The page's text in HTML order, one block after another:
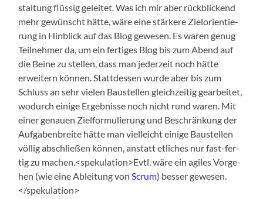
stal­tung flüs­sig gelei­tet. Was ich mir aber rück­bli­ckend
mehr gewünscht hät­te, wäre eine stär­ke­re Ziel­ori­en­tie­
rung in Hin­blick auf das Blog gewe­sen. Es waren genug
Teil­neh­mer da, um ein fer­ti­ges Blog bis zum Abend auf
die Bei­ne zu stel­len, dass man jeder­zeit noch hät­te
erwei­tern kön­nen. Statt­des­sen wur­de aber bis zum
Schluss an sehr vie­len Bau­stel­len gleich­zei­tig gear­bei­tet,
wodurch eini­ge Ergeb­nis­se noch nicht rund waren. Mit
einer genau­en Ziel­for­mu­lie­rung und Beschrän­kung der
Auf­ga­ben­brei­te hät­te man viel­leicht eini­ge Bau­stel­len
völ­lig abschlie­ßen kön­nen, anstatt etli­ches nur fast-fer­
tig zu machen.<spekulation>Evtl. wäre ein agi­les Vor­ge­
hen (wie eine Ablei­tung vonScrum) bes­ser gewesen.
</spekulation>